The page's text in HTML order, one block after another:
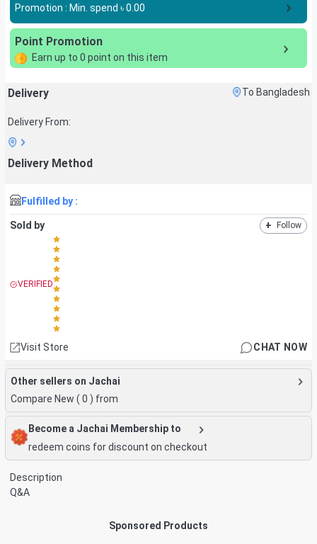
Promotion : Min. spend ৳0.00
Point Promotion
Earn up to 0 point on this item
Delivery To Bangladesh
Delivery From:
Delivery Method
Fulfilled by :
Sold by + Follow
VERIFIED
Visit Store CHAT NOW
Other sellers on Jachai
Compare New ( 0 ) from
Become a Jachai Membership to
redeem coins for discount on checkout
Description
Q&A
Sponsored Products